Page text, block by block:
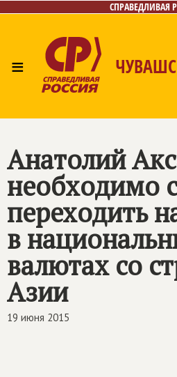
СПРАВЕДЛИВАЯ
≡
Контакты
Анатолий
необходимо
переходить
в
валютах со
Азии
19 июня 2015